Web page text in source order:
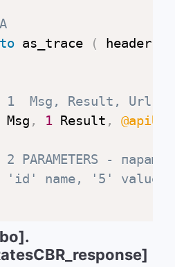
as_trace ( header
1  Msg, Result, Url
Msg , 1 Result , @apiUrl
2 PARAMETERS -
name, '5' value, ''